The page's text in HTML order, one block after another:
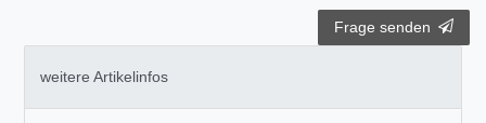
Frage senden
weitere Artikelinfos